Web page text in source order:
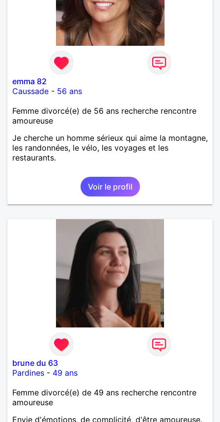
emma 82
Caussade - 56 ans
Femme divorcé(e) de 56 ans recherche rencontre
amoureuse
Je cherche un homme sérieux qui aime la montagne,
les randonnées, le vélo, les voyages et les
restaurants.
Voir le profil
brune du 63
Pardines - 49 ans
Femme divorcé(e) de 49 ans recherche rencontre
amoureuse
Envie d'émotions, de complicité, d'être amoureuse.